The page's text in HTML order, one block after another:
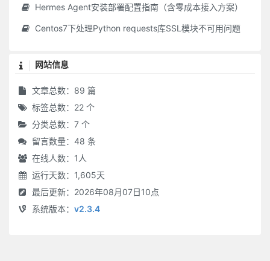
Hermes Agent安装部署配置指南（含零成本接入方案）
Centos7下处理Python requests库SSL模块不可用问题
网站信息
文章总数：89 篇
标签总数：22 个
分类总数：7 个
留言数量：48 条
在线人数： 1 人
运行天数：1,605天
最后更新：2026年08月07日10点
系统版本： v2.3.4